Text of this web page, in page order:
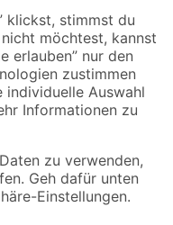
Angebote sind unter
Verfügbarkeiten beziehen